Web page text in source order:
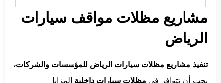
مشاريع مظلات مواقف سيارات
الرياض
تنفيذ مشاريع مظلات سيارات الرياض للمؤسسات والشركات،
يجب أن تتوافر في مظلات سيارات داخلية المزايا